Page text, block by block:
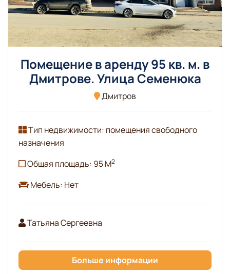
Помещение в аренду 95 кв. м. в
Дмитрове. Улица Семенюка
Дмитров
Тип недвижимости: помещения свободного
назначения
Общая площадь: 95 М2
Мебель: Нет
Татьяна Сергеевна
Больше информации